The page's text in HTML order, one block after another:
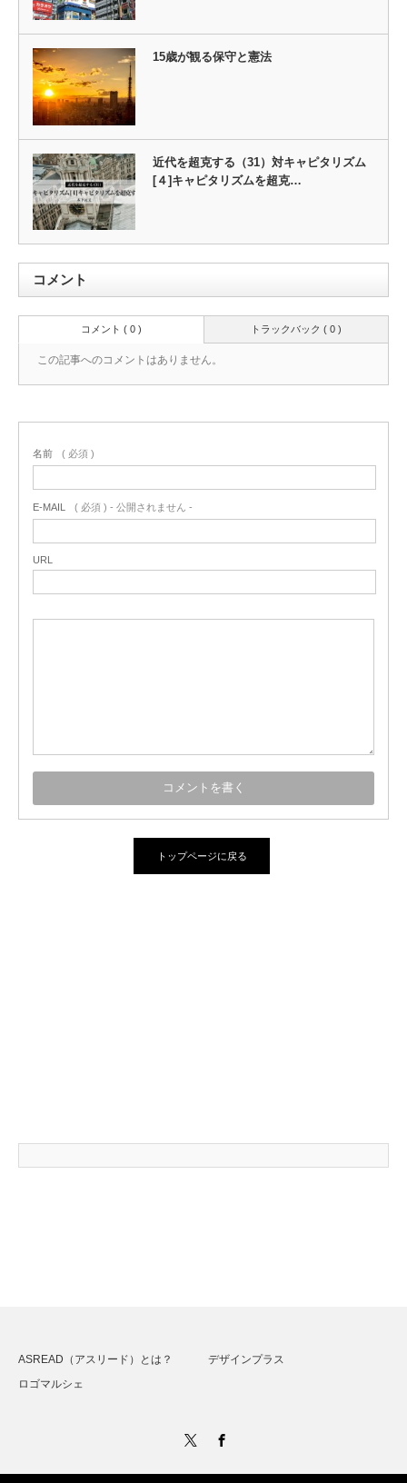
15歳が観る保守と憲法
近代を超克する（31）対キャピタリズム
[４]キャピタリズムを超克…
コメント
トラックバック ( 0 )
コメント ( 0 )
この記事へのコメントはありません。
名前 ( 必須 )
E-MAIL ( 必須 ) - 公開されません -
URL
トップページに戻る
ASREAD（アスリード）とは？
デザインプラス
ロゴマルシェ